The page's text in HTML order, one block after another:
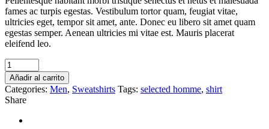
fames ac turpis egestas. Vestibulum tortor quam, feugiat vitae,
ultricies eget, tempor sit amet, ante. Donec eu libero sit amet quam
egestas semper. Aenean ultricies mi vitae est. Mauris placerat
eleifend leo.
Ryota
Shirt
quantity
Añadir al carrito
Categories: Men, Sweatshirts Tags: selected homme, shirt
Share